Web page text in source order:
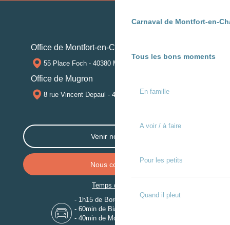
Carnaval de Montfort-en-
Tous les bons moments
En famille
A voir / à faire
Pour les petits
Quand il pleut
Office de Montfort-en-Chalosse
55 Place Foch - 40380 MONTFORT-EN-CHALOSSE
Office de Mugron
8 rue Vincent Depaul - 40250 MUGRON
Venir nous voir
Nous contacter
Temps de trajet
- 1h15 de Bordeaux
- 60min de Biarritz
- 40min de Mont-de-Marsan